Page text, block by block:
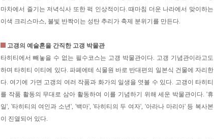
마차에서 즐기는 저녁식사 또한 퍽 인상적이다. 때마침 더운 나라에서 맞이하는
이색 크리스마스, 불빛 반짝이는 성탄 추리가 축제 분위기를 만든다.
고갱의 예술혼을 간직한 고갱 박물관
타히티에서 빼놓을 수 없는 필수코스는 고갱 박물관이다. 고갱 기념관이라고도
하며 타히티 이티에 있다. 파페에테 식물원 바로 반대편의 일본식 건물에 자리한
다. 여기에 가면 고갱의 여러 작품과 화가의 일생을 엿볼 수 있다. 고갱이 타히티
를 작품 활동의 무대로 삼아 활동하여 이를 기념하기 위해 세운 박물관이다. '휴
일', '타히티의 여인과 소년', '백마', '타히티의 두 여자', '아라나 마리아' 등 복사본
이 진열되어 있다.